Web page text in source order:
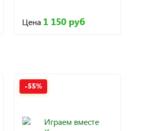
Цена 1 150 руб
-55%